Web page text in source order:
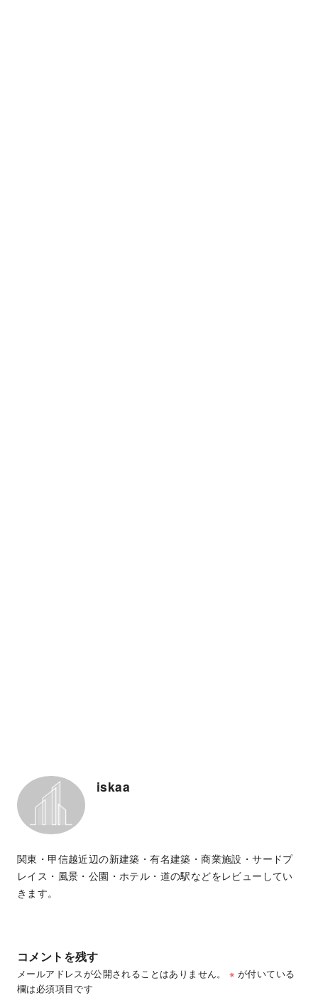
iskaa
関東・甲信越近辺の新建築・有名建築・商業施設・サードプ
レイス・風景・公園・ホテル・道の駅などをレビューしてい
きます。
コメントを残す
メールアドレスが公開されることはありません。 ※ が付いている
欄は必須項目です